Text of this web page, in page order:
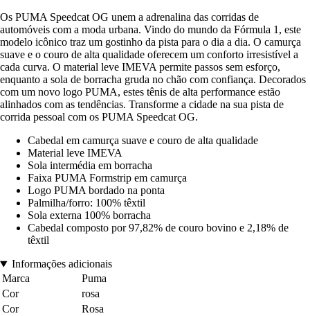
Os PUMA Speedcat OG unem a adrenalina das corridas de
automóveis com a moda urbana. Vindo do mundo da Fórmula 1, este
modelo icônico traz um gostinho da pista para o dia a dia. O camurça
suave e o couro de alta qualidade oferecem um conforto irresistível a
cada curva. O material leve IMEVA permite passos sem esforço,
enquanto a sola de borracha gruda no chão com confiança. Decorados
com um novo logo PUMA, estes tênis de alta performance estão
alinhados com as tendências. Transforme a cidade na sua pista de
corrida pessoal com os PUMA Speedcat OG.
Cabedal em camurça suave e couro de alta qualidade
Material leve IMEVA
Sola intermédia em borracha
Faixa PUMA Formstrip em camurça
Logo PUMA bordado na ponta
Palmilha/forro: 100% têxtil
Sola externa 100% borracha
Cabedal composto por 97,82% de couro bovino e 2,18% de
têxtil
Informações adicionais
Marca
Puma
Cor
rosa
Cor
Rosa